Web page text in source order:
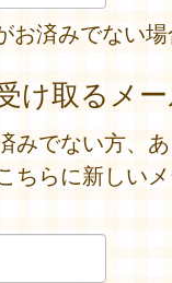
お済みでない
け取るメ
みでない方、
ちらに新しい